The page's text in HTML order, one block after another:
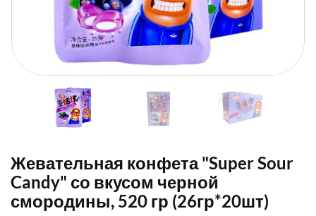
Жевательная конфета "Super Sour
Candy" со вкусом черной
смородины, 520 гр (26гр*20шт)